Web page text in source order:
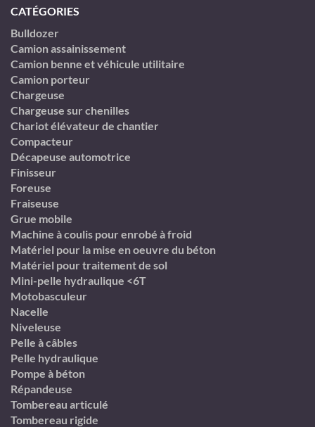
CATÉGORIES
Bulldozer
Camion assainissement
Camion benne et véhicule utilitaire
Camion porteur
Chargeuse
Chargeuse sur chenilles
Chariot élévateur de chantier
Compacteur
Décapeuse automotrice
Finisseur
Foreuse
Fraiseuse
Grue mobile
Machine à coulis pour enrobé à froid
Matériel pour la mise en oeuvre du béton
Matériel pour traitement de sol
Mini-pelle hydraulique <6T
Motobasculeur
Nacelle
Niveleuse
Pelle à câbles
Pelle hydraulique
Pompe à béton
Répandeuse
Tombereau articulé
Tombereau rigide